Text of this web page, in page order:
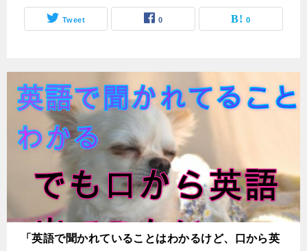
Tweet 0 0
「英語で聞かれていることはわかるけど、口から英